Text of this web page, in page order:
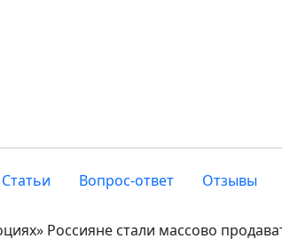
Статьи Вопрос-ответ Отзывы
Россияне стали массово